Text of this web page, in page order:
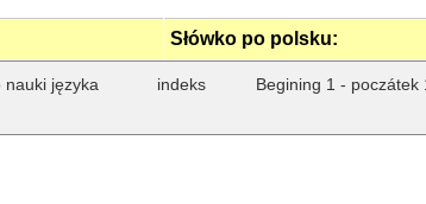
Słówko po polsku:
nauki języka
indeks
Begining 1 - poczátek